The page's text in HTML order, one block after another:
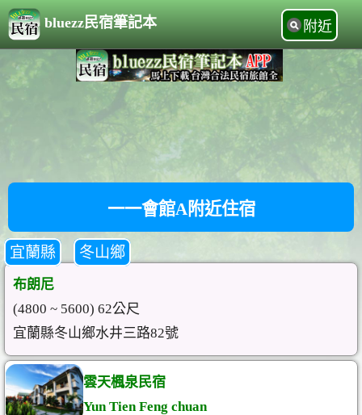
bluezz民宿筆記本 附近
一一會館A附近住宿
宜蘭縣 冬山鄉
布朗尼
(4800 ~ 5600) 62公尺
宜蘭縣冬山鄉水井三路82號
雲天楓泉民宿
Yun Tien Feng chuan